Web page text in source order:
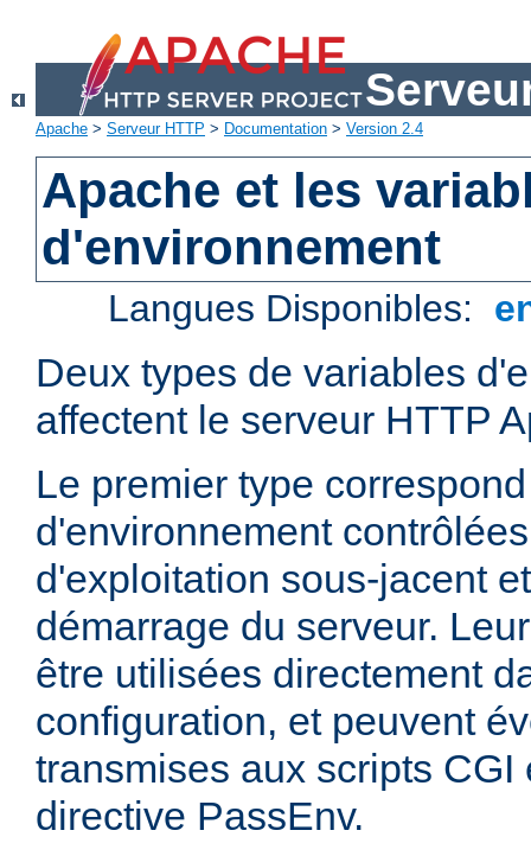
Apache > Serveur HTTP > Documentation > Version 2.4
Apache et les
d'environnement
Langues Disponibles:
Deux types de variables
affectent le serveur HTTP
Le premier type
d'environnement
d'exploitation sous-jacent
démarrage du serveur.
être utilisées directement
configuration, et peuvent
transmises aux scripts CGI
directive PassEnv.